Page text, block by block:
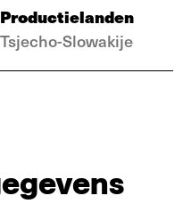
Productielanden
Tsjecho-Slowakije